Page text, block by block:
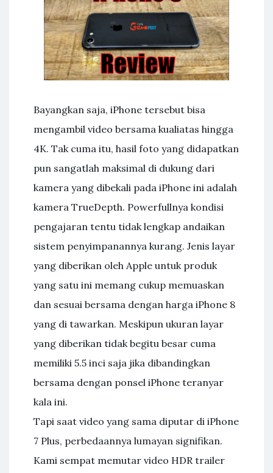
Bayangkan saja, iPhone tersebut bisa
mengambil video bersama kualiatas hingga
4K. Tak cuma itu, hasil foto yang didapatkan
pun sangatlah maksimal di dukung dari
kamera yang dibekali pada iPhone ini adalah
kamera TrueDepth. Powerfullnya kondisi
pengajaran tentu tidak lengkap andaikan
sistem penyimpanannya kurang. Jenis layar
yang diberikan oleh Apple untuk produk
yang satu ini memang cukup memuaskan
dan sesuai bersama dengan harga iPhone 8
yang di tawarkan. Meskipun ukuran layar
yang diberikan tidak begitu besar cuma
memiliki 5.5 inci saja jika dibandingkan
bersama dengan ponsel iPhone teranyar
kala ini.
Tapi saat video yang sama diputar di iPhone
7 Plus, perbedaannya lumayan signifikan.
Kami sempat memutar video HDR trailer